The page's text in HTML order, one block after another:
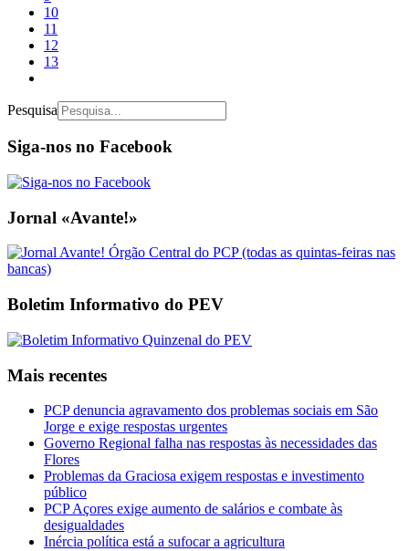
10
11
12
13
Pesquisa
Siga-nos no Facebook
Jornal «Avante!»
Boletim Informativo do PEV
Mais recentes
PCP denuncia agravamento dos problemas sociais em São
Jorge e exige respostas urgentes
Governo Regional falha nas respostas às necessidades das
Flores
Problemas da Graciosa exigem respostas e investimento
público
PCP Açores exige aumento de salários e combate às
desigualdades
Inércia política está a sufocar a agricultura